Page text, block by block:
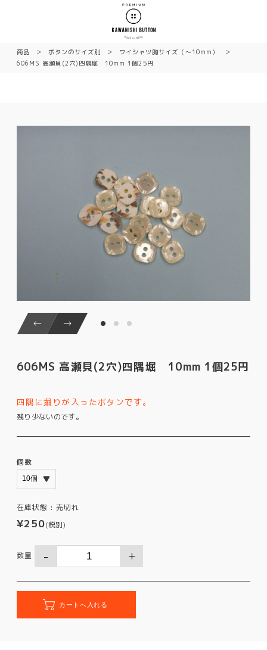
商品 ボタンのサイズ別
ワイシャツ胸サイズ（〜10mm）
606MS 高瀬貝(2穴)四隅堀 10mm 1個25円
606MS 高瀬貝(2穴)四隅堀 10mm 1個25円
四隅に掘りが入ったボタンです。
残り少ないのです。
個数
在庫状態 :売切れ
¥250(税別)
数量